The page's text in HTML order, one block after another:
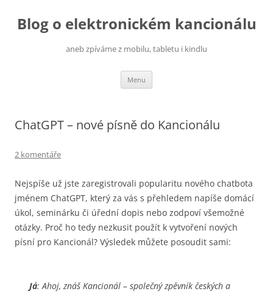
obsahu
webu
Blog o elektronickém kancionálu
aneb zpíváme z mobilu, tabletu i kindlu
Menu
ChatGPT – nové písně do Kancionálu
2 komentáře
Nejspíše už jste zaregistrovali popularitu nového chatbota
jménem ChatGPT, který za vás s přehledem napíše domácí
úkol, seminárku či úřední dopis nebo zodpoví všemožné
otázky. Proč ho tedy nezkusit použít k vytvoření nových
písní pro Kancionál? Výsledek můžete posoudit sami:
Já: Ahoj, znáš Kancionál – společný zpěvník českých a